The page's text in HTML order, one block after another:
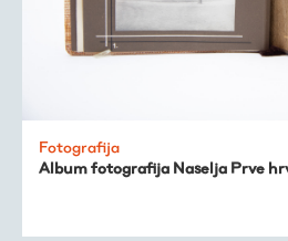
Fotografija
Album fotografija Naselja Prve